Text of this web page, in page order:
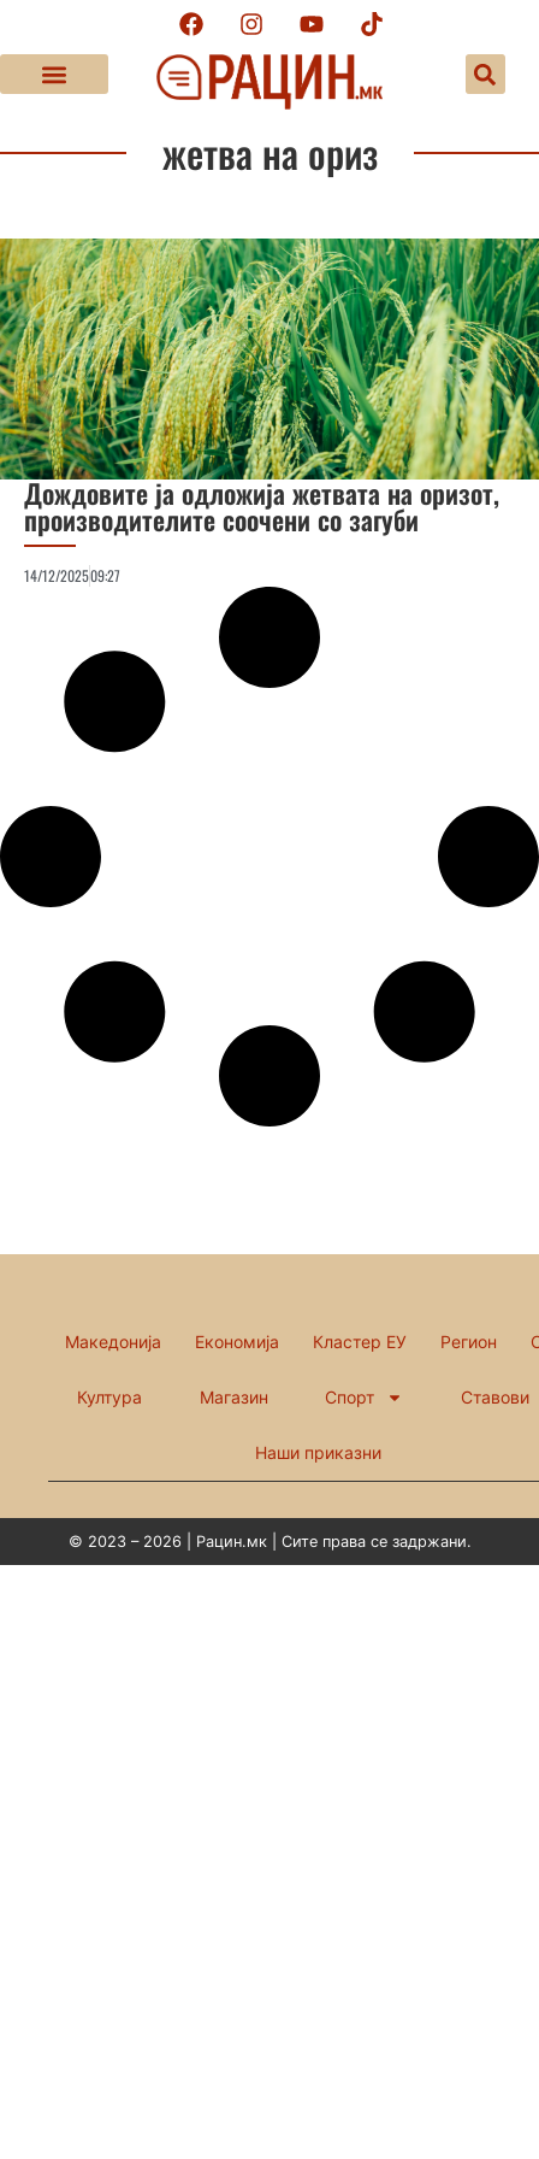
жетва на ориз
Дождовите ја одложија жетвата на оризот,
производителите соочени со загуби
14/12/202509:27
Македонија Економија Кластер ЕУ Регион
Култура Магазин Спорт Ставови
Наши приказни
© 2023 – 2026 | Рацин.мк | Сите права се задржани.